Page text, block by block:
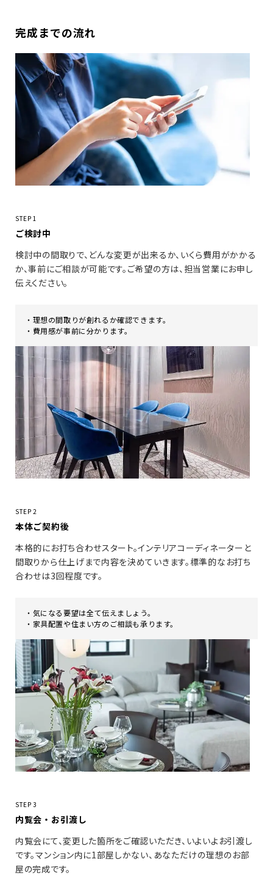
完成までの流れ
STEP 1
ご検討中
検討中の間取りで、どんな変更が出来るか、いくら費用がかかる
か、事前にご相談が可能です。ご希望の方は、担当営業にお申し
伝えください。
・理想の間取りが創れるか確認できます。
・費用感が事前に分かります。
STEP 2
本体ご契約後
本格的にお打ち合わせスタート。インテリアコーディネーターと
間取りから仕上げまで内容を決めていきます。標準的なお打ち
合わせは3回程度です。
・気になる要望は全て伝えましょう。
・家具配置や住まい方のご相談も承ります。
STEP 3
内覧会・お引渡し
内覧会にて、変更した箇所をご確認いただき、いよいよお引渡し
です。マンション内に1部屋しかない、あなただけの理想のお部
屋の完成です。